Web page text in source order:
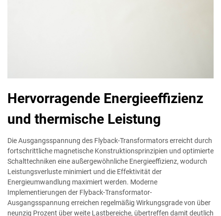
Hervorragende Energieeffizienz
und thermische Leistung
Die Ausgangsspannung des Flyback-Transformators erreicht durch
fortschrittliche magnetische Konstruktionsprinzipien und optimierte
Schalttechniken eine außergewöhnliche Energieeffizienz, wodurch
Leistungsverluste minimiert und die Effektivität der
Energieumwandlung maximiert werden. Moderne
Implementierungen der Flyback-Transformator-
Ausgangsspannung erreichen regelmäßig Wirkungsgrade von über
neunzig Prozent über weite Lastbereiche, übertreffen damit deutlich